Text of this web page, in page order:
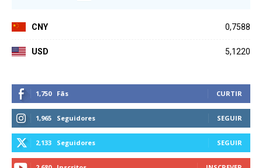
CNY 0,7588
USD 5,1220
1,750 Fãs CURTIR
1,965 Seguidores SEGUIR
2,133 Seguidores SEGUIR